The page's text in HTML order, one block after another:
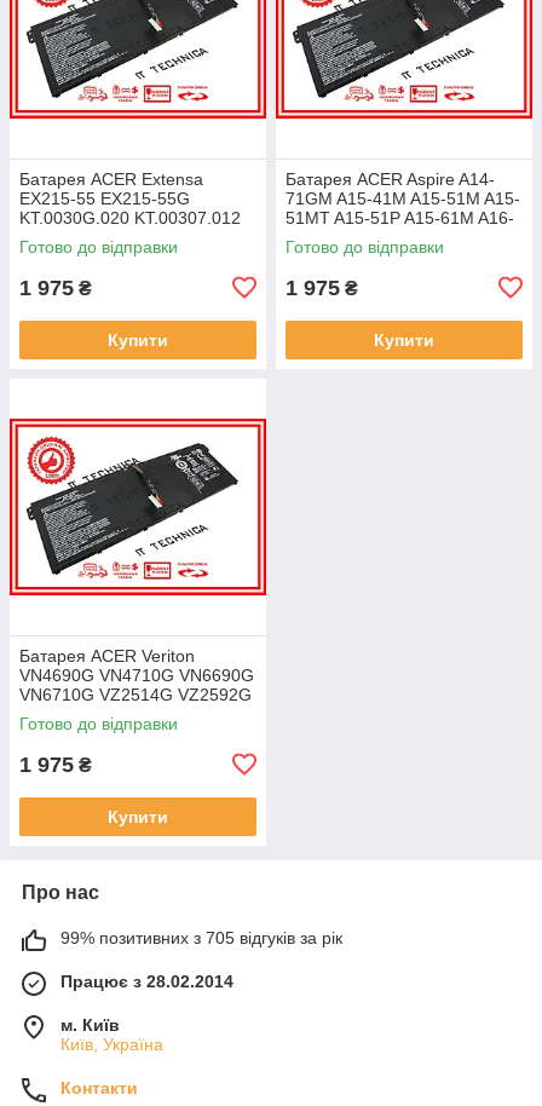
Батарея ACER Extensa
EX215-55 EX215-55G
KT.0030G.020 KT.00307.012
11.25V 4471mAh ОРИГІНАЛ
Готово до відправки
1 975 ₴
Купити
Батарея ACER Aspire A14-
71GM A15-41M A15-51M A15-
51MT A15-51P A15-61M A16-
51GM 11.25V 4471mAh
ОРИГІНАЛ
Готово до відправки
1 975 ₴
Купити
Батарея ACER Veriton
VN4690G VN4710G VN6690G
VN6710G VZ2514G VZ2592G
VZ2594G 11.25V 4471mAh
ОРИГІНАЛ
Готово до відправки
1 975 ₴
Купити
Про нас
99% позитивних з 705 відгуків за рік
Працює з 28.02.2014
м. Київ
Київ, Україна
Контакти